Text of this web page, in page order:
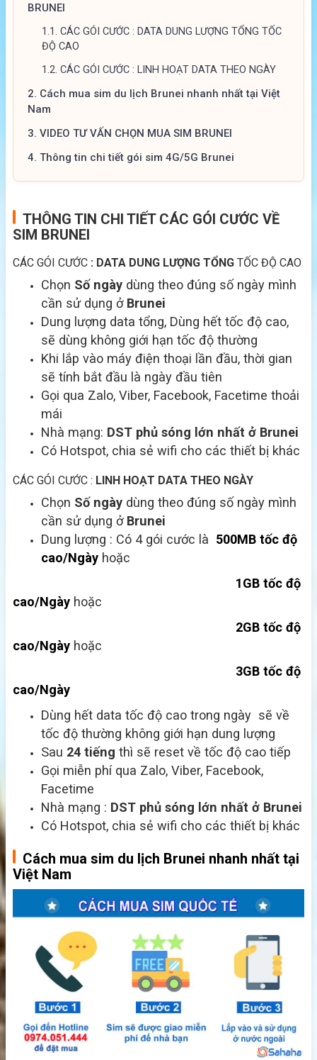
BRUNEI
1.1. CÁC GÓI CƯỚC : DATA DUNG LƯỢNG TỔNG TỐC
ĐỘ CAO
1.2. CÁC GÓI CƯỚC : LINH HOẠT DATA THEO NGÀY
2. Cách mua sim du lịch Brunei nhanh nhất tại Việt
Nam
3. VIDEO TƯ VẤN CHỌN MUA SIM BRUNEI
4. Thông tin chi tiết gói sim 4G/5G Brunei
THÔNG TIN CHI TIẾT CÁC GÓI CƯỚC VỀ
SIM BRUNEI
CÁC GÓI CƯỚC : DATA DUNG LƯỢNG TỔNG TỐC ĐỘ CAO
Chọn Số ngày dùng theo đúng số ngày mình
cần sử dụng ở Brunei
Dung lượng data tổng, Dùng hết tốc độ cao,
sẽ dùng không giới hạn tốc độ thường
Khi lắp vào máy điện thoại lần đầu, thời gian
sẽ tính bắt đầu là ngày đầu tiên
Gọi qua Zalo, Viber, Facebook, Facetime thoải
mái
Nhà mạng: DST phủ sóng lớn nhất ở Brunei
Có Hotspot, chia sẻ wifi cho các thiết bị khác
CÁC GÓI CƯỚC : LINH HOẠT DATA THEO NGÀY
Chọn Số ngày dùng theo đúng số ngày mình
cần sử dụng ở Brunei
Dung lượng : Có 4 gói cước là 500MB tốc độ
cao/Ngày hoặc
1GB tốc độ
cao/Ngày hoặc
2GB tốc độ
cao/Ngày hoặc
3GB tốc độ
cao/Ngày
Dùng hết data tốc độ cao trong ngày sẽ về
tốc độ thường không giới hạn dung lượng
Sau 24 tiếng thì sẽ reset về tốc độ cao tiếp
Gọi miễn phí qua Zalo, Viber, Facebook,
Facetime
Nhà mạng : DST phủ sóng lớn nhất ở Brunei
Có Hotspot, chia sẻ wifi cho các thiết bị khác
Cách mua sim du lịch Brunei nhanh nhất tại
Việt Nam